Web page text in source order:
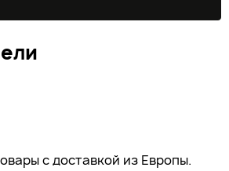
с доставкой из Европы.